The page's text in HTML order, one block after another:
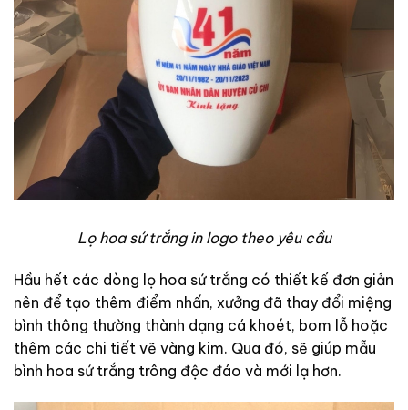
Lọ hoa sứ trắng in logo theo yêu cầu
Hầu hết các dòng lọ hoa sứ trắng có thiết kế đơn giản
nên để tạo thêm điểm nhấn, xưởng đã thay đổi miệng
bình thông thường thành dạng cá khoét, bom lỗ hoặc
thêm các chi tiết vẽ vàng kim. Qua đó, sẽ giúp mẫu
bình hoa sứ trắng trông độc đáo và mới lạ hơn.